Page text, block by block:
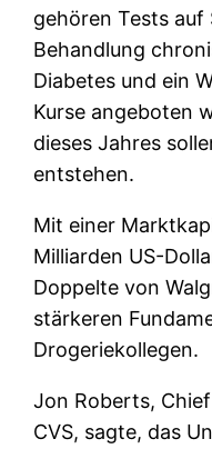
gehören Tests auf
Behandlung
Diabetes und ein
Kurse angeboten
dieses Jahres
entstehen.
Mit einer
Milliarden US-
Doppelte von
stärkeren
Drogeriekollegen.
Jon Roberts,
CVS, sagte, das